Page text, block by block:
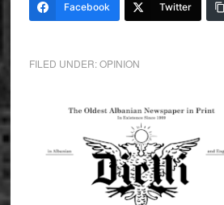
Facebook Twitter
FILED UNDER:OPINION